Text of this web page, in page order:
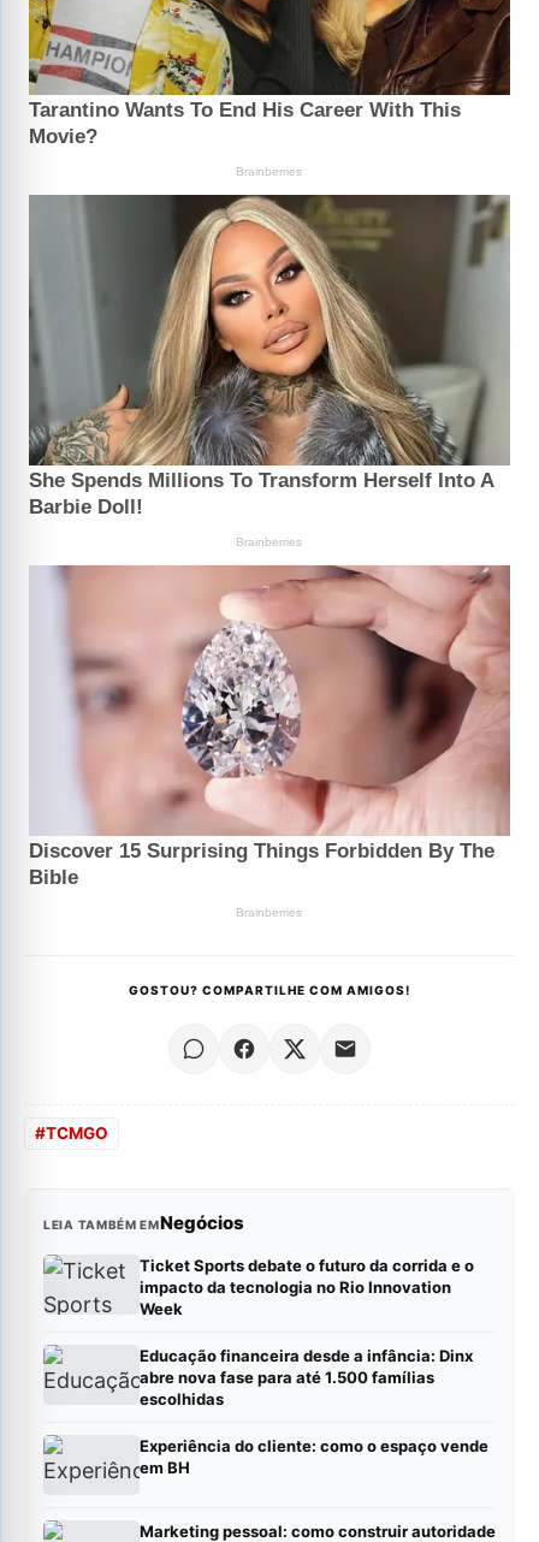
GOSTOU? COMPARTILHE COM AMIGOS!
#TCMGO
LEIA TAMBÉM EMNegócios
Ticket Sports debate o futuro da corrida e o
impacto da tecnologia no Rio Innovation
Week
Educação financeira desde a infância: Dinx
abre nova fase para até 1.500 famílias
escolhidas
Experiência do cliente: como o espaço vende
em BH
Marketing pessoal: como construir autoridade